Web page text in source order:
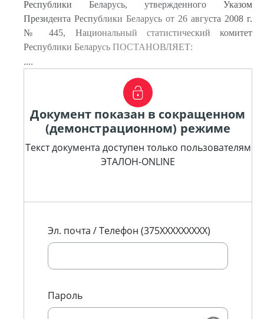
Республики Беларусь, утвержденного Указом
Президента Республики Беларусь от 26 августа 2008 г.
№ 445, Национальный статистический комитет
Республики Беларусь ПОСТАНОВЛЯЕТ:
....
Документ показан в сокращенном
(демонстрационном) режиме
Текст документа доступен только пользователям
ЭТАЛОН-ONLINE
Эл. почта / Телефон (375XXXXXXXXX)
Пароль